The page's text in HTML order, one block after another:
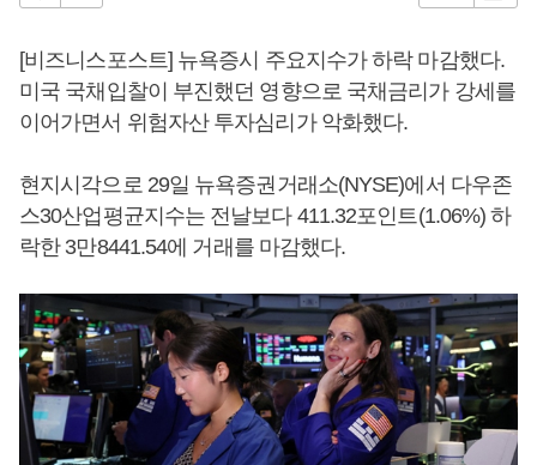
[비즈니스포스트] 뉴욕증시 주요지수가 하락 마감했다.
미국 국채입찰이 부진했던 영향으로 국채금리가 강세를
이어가면서 위험자산 투자심리가 악화했다.
현지시각으로 29일 뉴욕증권거래소(NYSE)에서 다우존
스30산업평균지수는 전날보다 411.32포인트(1.06%) 하
락한 3만8441.54에 거래를 마감했다.